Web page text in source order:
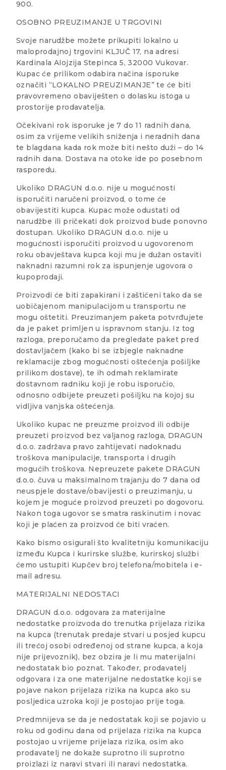
900.
OSOBNO PREUZIMANJE U TRGOVINI
Svoje narudžbe možete prikupiti lokalno u
maloprodajnoj trgovini KLJUČ 17, na adresi
Kardinala Alojzija Stepinca 5, 32000 Vukovar.
Kupac će prilikom odabira načina isporuke
označiti “LOKALNO PREUZIMANJE” te će biti
pravovremeno obaviješten o dolasku istoga u
prostorije prodavatelja.
Očekivani rok isporuke je 7 do 11 radnih dana,
osim za vrijeme velikih sniženja i neradnih dana
te blagdana kada rok može biti nešto duži – do 14
radnih dana. Dostava na otoke ide po posebnom
rasporedu.
Ukoliko DRAGUN d.o.o. nije u mogućnosti
isporučiti naručeni proizvod, o tome će
obavijestiti kupca. Kupac može odustati od
narudžbe ili pričekati dok proizvod bude ponovno
dostupan. Ukoliko DRAGUN d.o.o. nije u
mogućnosti isporučiti proizvod u ugovorenom
roku obavještava kupca koji mu je dužan ostaviti
naknadni razumni rok za ispunjenje ugovora o
kupoprodaji.
Proizvodi će biti zapakirani i zaštićeni tako da se
uobičajenom manipulacijom u transportu ne
mogu oštetiti. Preuzimanjem paketa potvrđujete
da je paket primljen u ispravnom stanju. Iz tog
razloga, preporučamo da pregledate paket pred
dostavljačem (kako bi se izbjegle naknadne
reklamacije zbog mogućnosti oštećenja pošiljke
prilikom dostave), te ih odmah reklamirate
dostavnom radniku koji je robu isporučio,
odnosno odbijete preuzeti pošiljku na kojoj su
vidljiva vanjska oštećenja.
Ukoliko kupac ne preuzme proizvod ili odbije
preuzeti proizvod bez valjanog razloga, DRAGUN
d.o.o. zadržava pravo zahtijevati nadoknadu
troškova manipulacije, transporta i drugih
mogućih troškova. Nepreuzete pakete DRAGUN
d.o.o. čuva u maksimalnom trajanju do 7 dana od
neuspjele dostave/obavijesti o preuzimanju, u
kojem je moguće proizvod preuzeti po dogovoru.
Nakon toga ugovor se smatra raskinutim i novac
koji je plaćen za proizvod će biti vraćen.
Kako bismo osigurali što kvalitetniju komunikaciju
između Kupca i kurirske službe, kurirskoj službi
ćemo ustupiti Kupčev broj telefona/mobitela i e-
mail adresu.
MATERIJALNI NEDOSTACI
DRAGUN d.o.o. odgovara za materijalne
nedostatke proizvoda do trenutka prijelaza rizika
na kupca (trenutak predaje stvari u posjed kupcu
ili trećoj osobi određenoj od strane kupca, a koja
nije prijevoznik), bez obzira je li mu materijalni
nedostatak bio poznat. Također, prodavatelj
odgovara i za one materijalne nedostatke koji se
pojave nakon prijelaza rizika na kupca ako su
posljedica uzroka koji je postojao prije toga.
Predmnijeva se da je nedostatak koji se pojavio u
roku od godinu dana od prijelaza rizika na kupca
postojao u vrijeme prijelaza rizika, osim ako
prodavatelj ne dokaže suprotno ili suprotno
proizlazi iz naravi stvari ili naravi nedostatka.